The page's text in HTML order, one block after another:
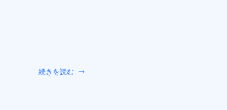
続きを読む